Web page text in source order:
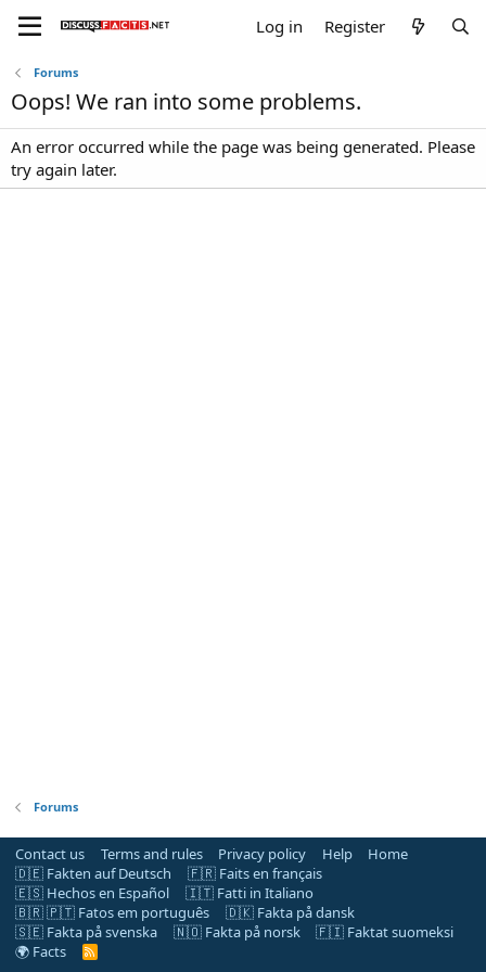
Log in Register
Forums
Oops! We ran into some problems.
An error occurred while the page was being generated. Please
try again later.
Forums
Contact us Terms and rules Privacy policy Help
Home
🇩🇪 Fakten auf Deutsch
🇫🇷 Faits en français
🇪🇸 Hechos en Español
🇮🇹 Fatti in Italiano
🇧🇷 🇵🇹 Fatos em português
🇩🇰 Fakta på dansk
🇸🇪 Fakta på svenska
🇳🇴 Fakta på norsk
🇫🇮 Faktat suomeksi
🌍 Facts
R